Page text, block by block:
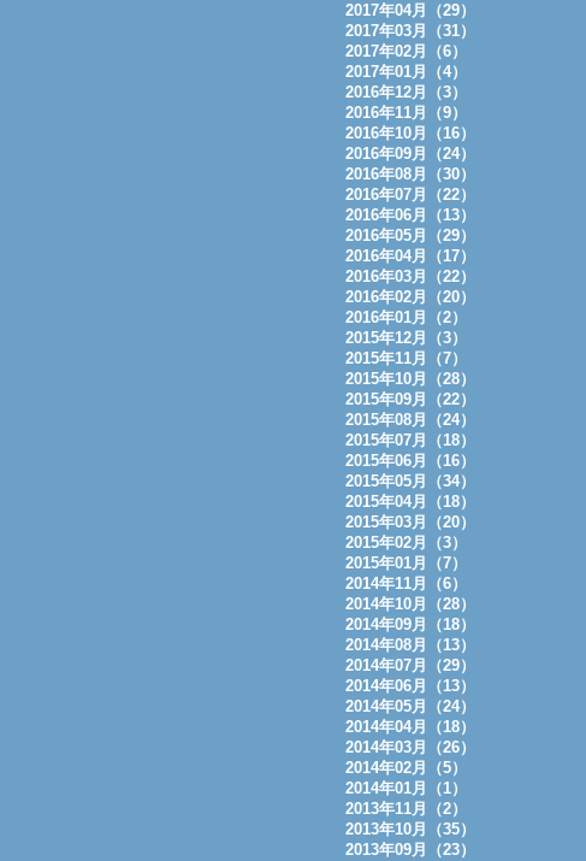
2017年04月（29）
2017年03月（31）
2017年02月（6）
2017年01月（4）
2016年12月（3）
2016年11月（9）
2016年10月（16）
2016年09月（24）
2016年08月（30）
2016年07月（22）
2016年06月（13）
2016年05月（29）
2016年04月（17）
2016年03月（22）
2016年02月（20）
2016年01月（2）
2015年12月（3）
2015年11月（7）
2015年10月（28）
2015年09月（22）
2015年08月（24）
2015年07月（18）
2015年06月（16）
2015年05月（34）
2015年04月（18）
2015年03月（20）
2015年02月（3）
2015年01月（7）
2014年11月（6）
2014年10月（28）
2014年09月（18）
2014年08月（13）
2014年07月（29）
2014年06月（13）
2014年05月（24）
2014年04月（18）
2014年03月（26）
2014年02月（5）
2014年01月（1）
2013年11月（2）
2013年10月（35）
2013年09月（23）